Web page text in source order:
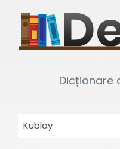
Dicționare